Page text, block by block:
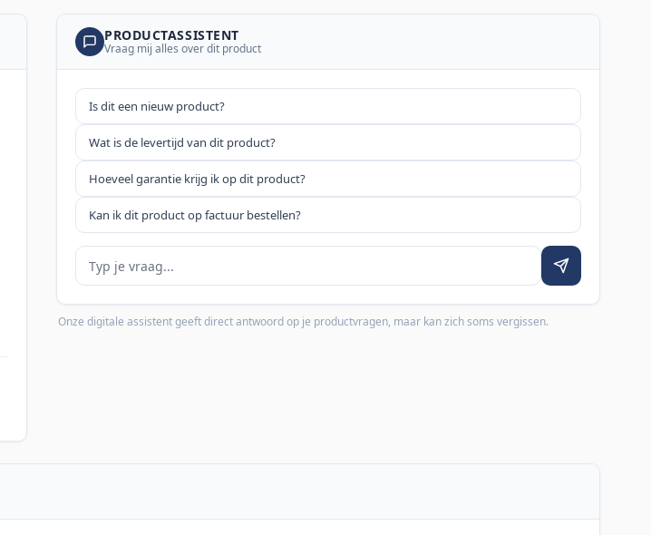
PRODUCTASSISTENT
Vraag mij alles over dit product
Is dit een nieuw product?
Wat is de levertijd van dit product?
Hoeveel garantie krijg ik op dit product?
Kan ik dit product op factuur bestellen?
Je vraag
Onze digitale assistent geeft direct antwoord op je productvragen, maar kan zich soms vergissen.